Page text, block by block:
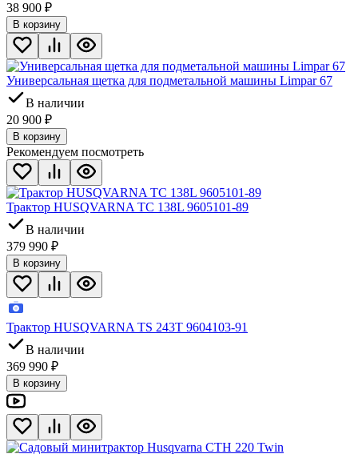
38 900 ₽
В корзину
Универсальная щетка для подметальной машины Limpar 67
В наличии
20 900 ₽
В корзину
Рекомендуем посмотреть
Трактор HUSQVARNA TC 138L 9605101-89
В наличии
379 990 ₽
В корзину
Трактор HUSQVARNA TS 243T 9604103-91
В наличии
369 990 ₽
В корзину